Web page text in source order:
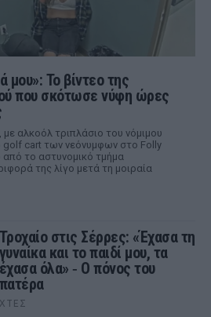
Το βίντεο της
που σκότωσε νύφη ώρες
αλκοόλ τριπλάσιο του νόμιμου
golf cart των νεόνυμφων στο Folly
το αστυνομικό τμήμα
της λίγο μετά τη μοιραία
Τροχαίο στις Σέρρες: «Έχασα τη
γυναίκα και το παιδί μου, τα
έχασα όλα» ‑ Ο πόνος του
πατέρα
ΧΤΕΣ